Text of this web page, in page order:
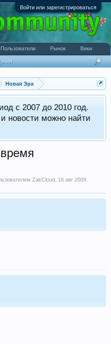
Войти или зарегистрироваться
Новая Эра
с 2007 до 2010 год.
новости можно найти
ZakCloud 16 авг 2009
Пользователи Рынок Вики